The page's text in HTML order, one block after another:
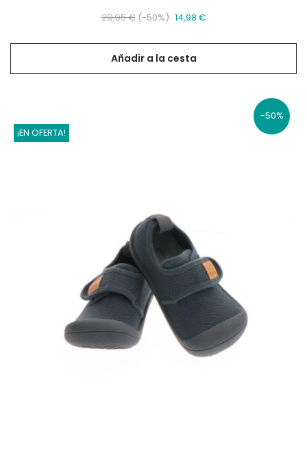
Precio
29,95 € -50% Precio
14,98 €
Añadir a la cesta
¡EN OFERTA!
-50%